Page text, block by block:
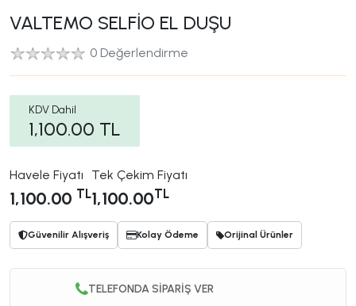
VALTEMO SELFİO EL DUŞU
0 Değerlendirme
KDV Dahil
1,100.00 TL
Havele Fiyatı
1,100.00 TL
Tek Çekim Fiyatı
1,100.00TL
Güvenilir Alışveriş Kolay Ödeme Orijinal Ürünler
TELEFONDA SİPARİŞ VER